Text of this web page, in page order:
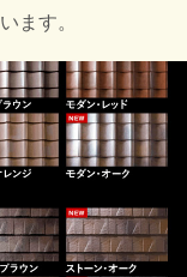
ます。